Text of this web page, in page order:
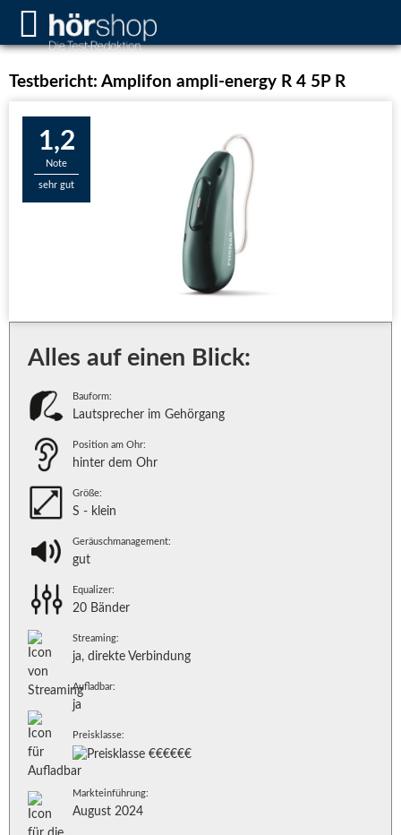
Testbericht: Amplifon ampli-energy R 4 5P R
1,2
Note
sehr gut
Alles auf einen Blick:
Bauform:
Lautsprecher im Gehörgang
Position am Ohr:
hinter dem Ohr
Größe:
S - klein
Geräuschmanagement:
gut
Equalizer:
20 Bänder
Streaming:
ja, direkte Verbindung
Aufladbar:
ja
Preisklasse:
Markteinführung:
August 2024